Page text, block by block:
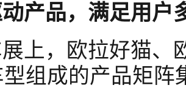
产品， 满足用户
上，欧拉好猫、
组成的产品矩阵